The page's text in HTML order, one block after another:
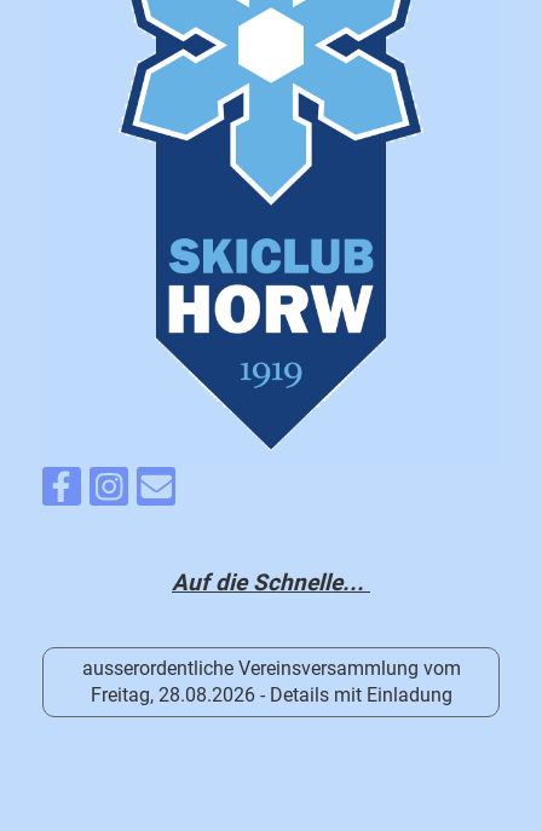
Auf die Schnelle...
ausserordentliche Vereinsversammlung vom
Freitag, 28.08.2026 - Details mit Einladung